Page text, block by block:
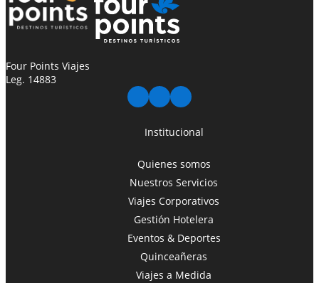
Four Points Viajes
Leg. 14883
Institucional
Quienes somos
Nuestros Servicios
Viajes Corporativos
Gestión Hotelera
Eventos & Deportes
Quinceañeras
Viajes a Medida